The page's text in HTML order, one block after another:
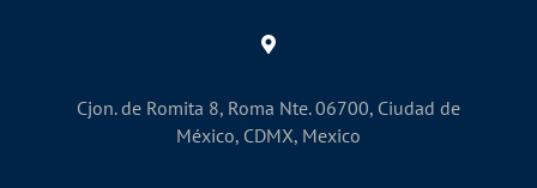
Cjon. de Romita 8, Roma Nte. 06700, Ciudad de
México, CDMX, Mexico